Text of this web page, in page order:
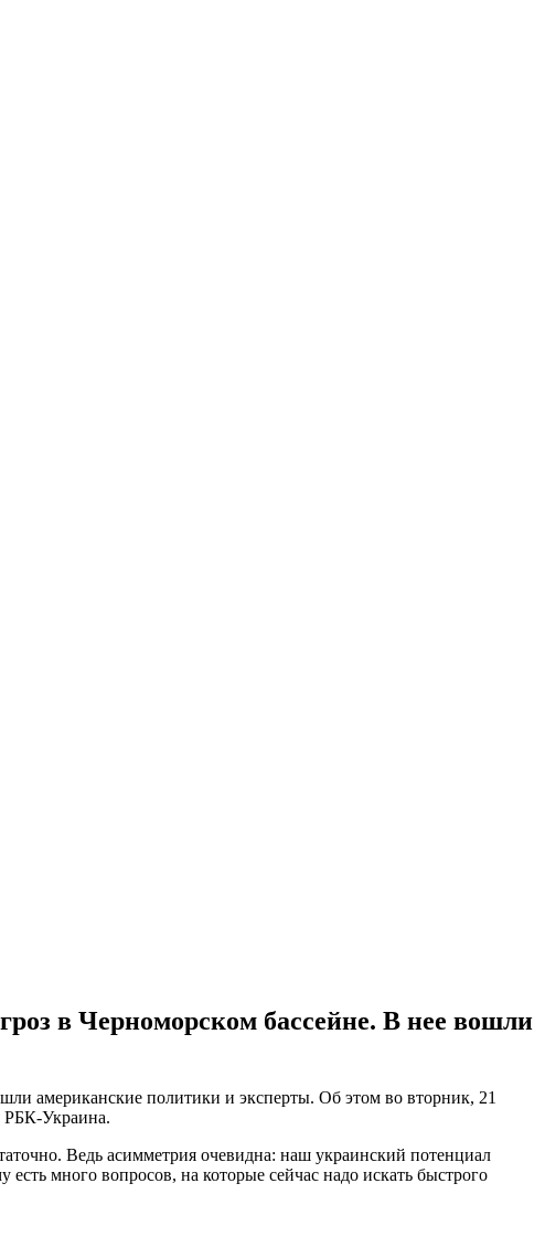
в Черноморском бассейне. В нее вошли
американские политики и эксперты. Об этом во вторник, 21
РБК-Украина.
Ведь асимметрия очевидна: наш украинский потенциал
много вопросов, на которые сейчас надо искать быстрого